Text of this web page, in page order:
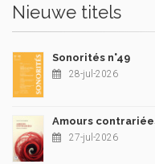
Nieuwe titels
Sonorités n°49
28-jul-2026
Amours
27-jul-2026